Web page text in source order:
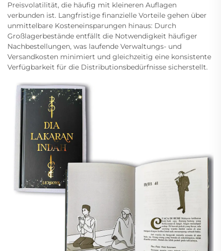
Preisvolatilität, die häufig mit kleineren Auflagen
verbunden ist. Langfristige finanzielle Vorteile gehen über
unmittelbare Kosteneinsparungen hinaus: Durch
Großlagerbestände entfällt die Notwendigkeit häufiger
Nachbestellungen, was laufende Verwaltungs- und
Versandkosten minimiert und gleichzeitig eine konsistente
Verfügbarkeit für die Distributionsbedürfnisse sicherstellt.